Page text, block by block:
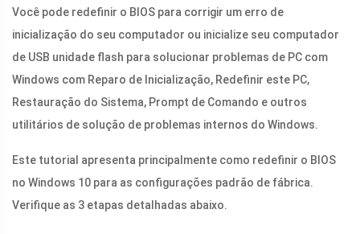
Você pode redefinir o BIOS para corrigir um erro de
inicialização do seu computador ou inicialize seu computador
de USB unidade flash para solucionar problemas de PC com
Windows com Reparo de Inicialização, Redefinir este PC,
Restauração do Sistema, Prompt de Comando e outros
utilitários de solução de problemas internos do Windows.
Este tutorial apresenta principalmente como redefinir o BIOS
no Windows 10 para as configurações padrão de fábrica.
Verifique as 3 etapas detalhadas abaixo.